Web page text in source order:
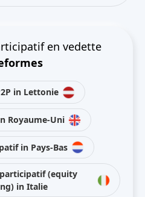
en vedette
in Lettonie
Royaume-Uni
in Pays-Bas
(equity
in Italie